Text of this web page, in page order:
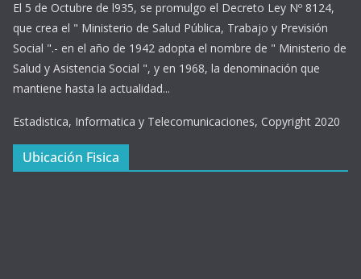
El 5 de Octubre de l935, se promulgo el Decreto Ley Nº 8124,
que crea el " Ministerio de Salud Pública, Trabajo y Previsión
Social ".- en el año de 1942 adopta el nombre de " Ministerio de
Salud y Asistencia Social ", y en 1968, la denominación que
mantiene hasta la actualidad...
Estadistica, Informatica y Telecomunicaciones, Copyright 2020
Ubicación Fisica